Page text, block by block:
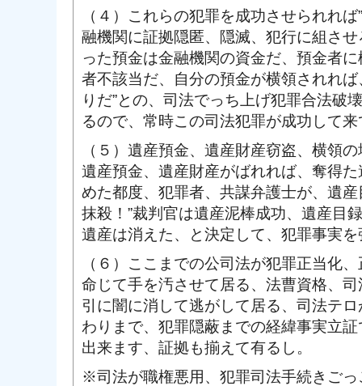
（４）これらの犯罪を成功させられれ
融機関に証拠隠匿、隠滅、犯行に組さ
った預金は金融機関の資金だ、預金者
者不該当だ、自分の預金が横領されれ
りだ”との、司法でっち上げ犯罪合法破
るので、常時この司法犯罪が成功して
（５）遺産預金、遺産財産窃盗、横領
遺産預金、遺産財産がばれれば、奪得
めた都度、犯罪者、共謀弁護士が、遺
抹殺！”裁判官は遺産泥棒成功、遺産目
遺産は消えた、と決定して、犯罪事実
（６）ここまでの公司法が犯罪正当化
命じて手を汚させて居る、法曹資格、
引に闇に消して逃がして居る、司法テ
わりまで、犯罪隠蔽までの経緯事実立
出来ます、証拠も揃えて有るし。
※司法が職権悪用、犯罪司法手続きご